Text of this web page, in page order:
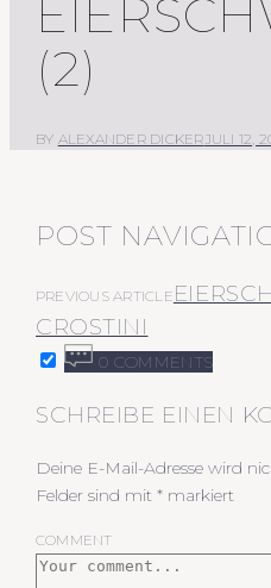
(2)
BY ALEXANDER DICKERJULI 12,
POST
PREVIOUS ARTICLE
CROSTINI
0 COMMENTS
SCHREIBE EINEN
Deine E-Mail-Adresse wird
Felder sind mit * markiert
COMMENT